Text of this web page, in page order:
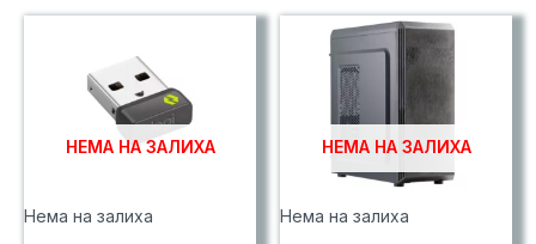
НЕМА НА ЗАЛИХА
Нема на залиха
НЕМА НА ЗАЛИХА
Нема на залиха